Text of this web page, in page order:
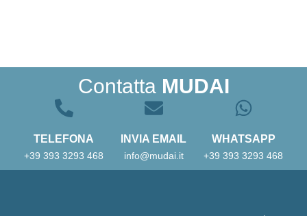
Contatta MUDAI
TELEFONA
+39 393 3293 468
INVIA EMAIL
info@mudai.it
WHATSAPP
+39 393 3293 468